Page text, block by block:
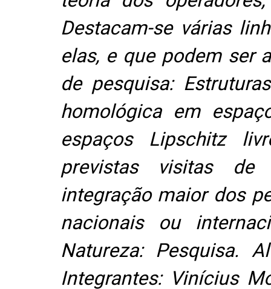
Destacam-se várias
elas, e que podem ser
de pesquisa:
homológica em
espaços Lipschitz
previstas visitas de
integração maior dos
nacionais ou
Natureza: Pesquisa.
Integrantes: Vinícius